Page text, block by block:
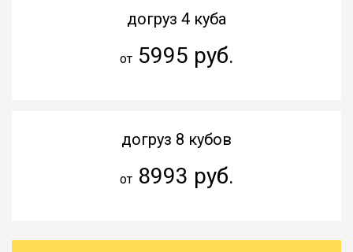
догруз 4 куба
от5995 руб.
догруз 8 кубов
от8993 руб.